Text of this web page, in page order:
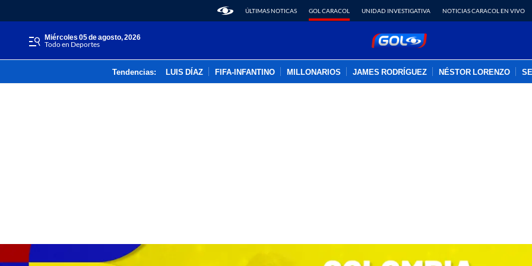
ÚLTIMAS NOTICAS GOL CARACOL UNIDAD INVESTIGATIVA NOTICIAS CARACOL EN VIVO
miércoles 05 de agosto, 2026
Todo en Deportes
Tendencias: LUIS DÍAZ FIFA-INFANTINO MILLONARIOS JAMES RODRÍGUEZ NÉSTOR LORENZO